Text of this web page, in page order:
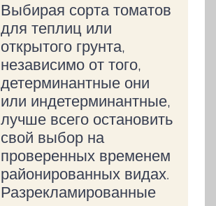
Выбирая сорта томатов
для теплиц или
открытого грунта,
независимо от того,
детерминантные они
или индетерминантные,
лучше всего остановить
свой выбор на
проверенных временем
районированных видах.
Разрекламированные